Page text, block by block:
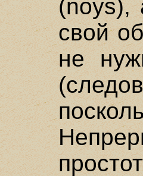
(noys),
свой
не